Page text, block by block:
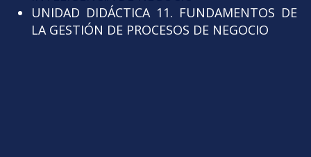
UNIDAD DIDÁCTICA 11. FUNDAMENTOS DE
LA GESTIÓN DE PROCESOS DE NEGOCIO